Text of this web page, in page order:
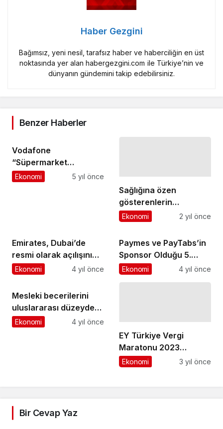
Haber Gezgini
Bağımsız, yeni nesil, tarafsız haber ve haberciliğin en üst
noktasında yer alan habergezgini.com ile Türkiye’nin ve
dünyanın gündemini takip edebilirsiniz.
Benzer Haberler
Vodafone
“Süpermarket
Yanımda” 9 ayda 100
Ekonomi 5 yıl önce
Sağlığına özen
gösterenlerin
vazgeçemediği durak
Ekonomi 2 yıl önce
Emirates, Dubai’de
resmi olarak açılışını
yaptığı “Emirates
seyahat deneyimini
yeniden tasarlıyor
Ekonomi 4 yıl önce
Paymes ve PayTabs’in
Sponsor Olduğu 5.
Pazarlama Maratonu
Ekonomi 4 yıl önce
Mesleki becerilerini
uluslararası düzeyde
belgeleyenler, tüm
Ekonomi 4 yıl önce
EY Türkiye Vergi
Maratonu 2023
yarışması için
Ekonomi 3 yıl önce
Bir Cevap Yaz